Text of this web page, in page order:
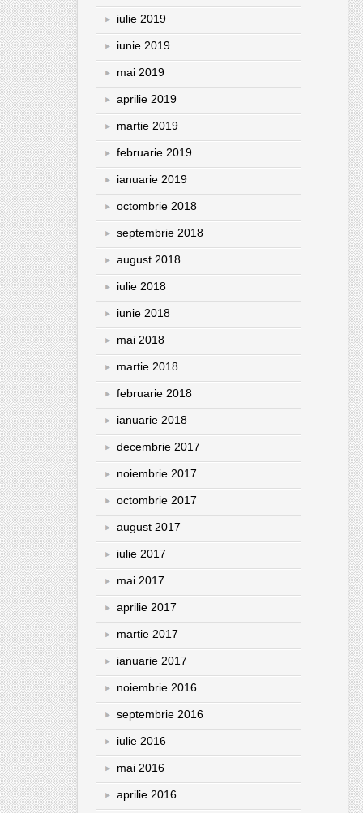
iulie 2019
iunie 2019
mai 2019
aprilie 2019
martie 2019
februarie 2019
ianuarie 2019
octombrie 2018
septembrie 2018
august 2018
iulie 2018
iunie 2018
mai 2018
martie 2018
februarie 2018
ianuarie 2018
decembrie 2017
noiembrie 2017
octombrie 2017
august 2017
iulie 2017
mai 2017
aprilie 2017
martie 2017
ianuarie 2017
noiembrie 2016
septembrie 2016
iulie 2016
mai 2016
aprilie 2016